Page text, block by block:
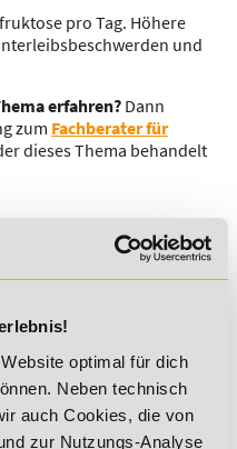
optimal für dich
Neben technisch
auch Cookies, die von
zur Nutzungs-Analyse
pro Tag. Höhere
und
erfahren? Dann
zum Fachberater für
dieses Thema behandelt
Rabatt